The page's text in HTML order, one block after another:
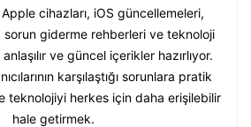
cihazları, iOS güncellemeleri,
sorun giderme rehberleri ve teknoloji
ve güncel içerikler hazırlıyor.
karşılaştığı sorunlara pratik
teknolojiyi herkes için daha erişilebilir
hale getirmek.